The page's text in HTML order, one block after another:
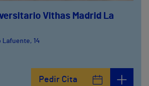
Vithas Madrid La
Lafuente, 14
Pedir Cita